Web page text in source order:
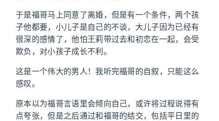
于是福哥马上同意了离婚，但是有一个条件，两个孩
子他都要，小儿子是自己的不谈，大儿子因为已经有
很深的感情了，他怕王莉带过去和初恋在一起，会受
欺负，对小孩子成长不利。
这是一个伟大的男人！我听完福哥的自叙，只能这么
感叹。
原本以为福哥言语里会倾向自己，或许将过程说得有
点夸张，但是之后通过和福哥的结交，包括平日里的